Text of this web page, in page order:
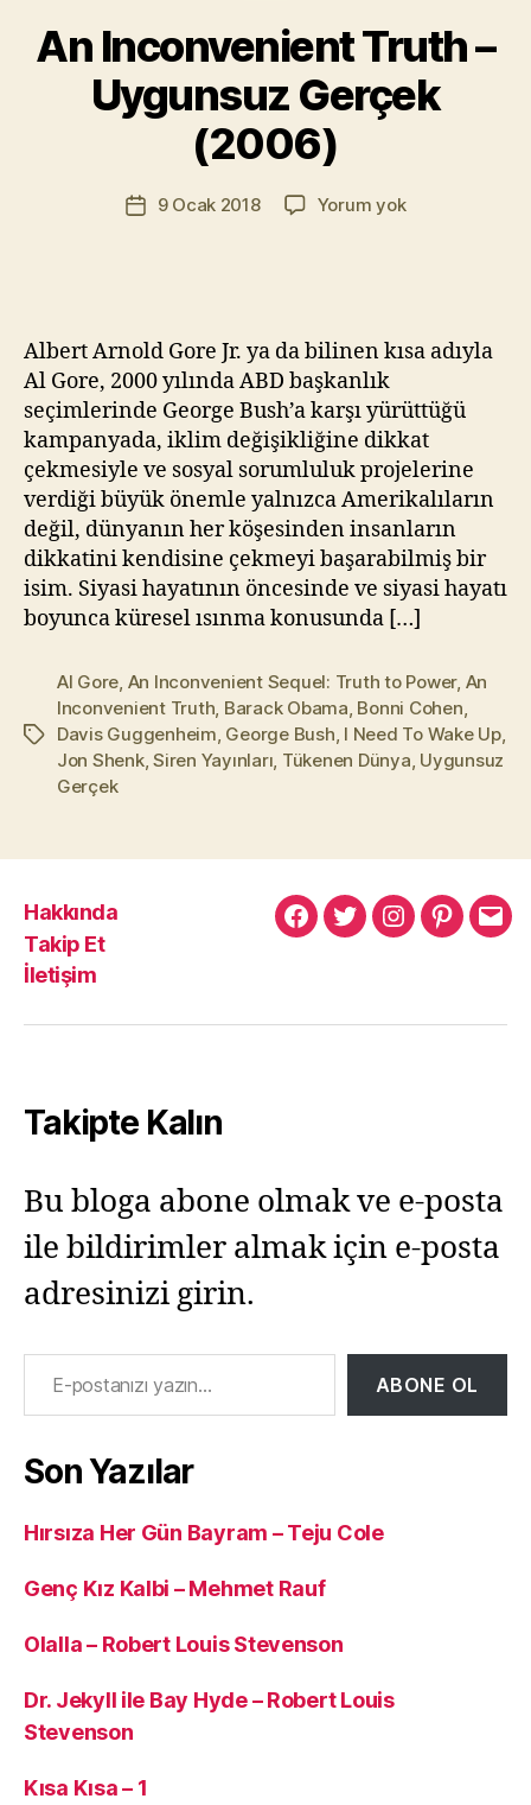
An Inconvenient Truth –
Uygunsuz Gerçek
(2006)
Yazının
yazarı
z
a
r
M
u
a
a
z
Yazı9 Ocak 2018 Yorum yokAn
(2006)
Albert Arnold Gore Jr. ya da bilinen kısa adıyla
Al Gore, 2000 yılında ABD başkanlık
seçimlerinde George Bush’a karşı yürüttüğü
kampanyada, iklim değişikliğine dikkat
çekmesiyle ve sosyal sorumluluk projelerine
verdiği büyük önemle yalnızca Amerikalıların
değil, dünyanın her köşesinden insanların
dikkatini kendisine çekmeyi başarabilmiş bir
isim. Siyasi hayatının öncesinde ve siyasi hayatı
boyunca küresel ısınma konusunda […]
Etiketler
Al Gore An Inconvenient Sequel: Truth to Power, An
Inconvenient Truth Barack Obama Bonni Cohen
Davis Guggenheim George Bush I Need To Wake Up,
Jon Shenk,Siren Yayınları Tükenen Dünya Uygunsuz
Gerçek
Hakkında
Takip Et
İletişim
MuratMuratMuratPinterest
Takipte Kalın
Bu bloga abone olmak ve e-posta
ile bildirimler almak için e-posta
adresinizi girin.
E-postanızı yazın…
ABONE OL
Son Yazılar
Hırsıza Her Gün Bayram – Teju Cole
Genç Kız Kalbi – Mehmet Rauf
Olalla – Robert Louis Stevenson
Dr. Jekyll ile Bay Hyde – Robert Louis
Stevenson
Kısa Kısa – 1